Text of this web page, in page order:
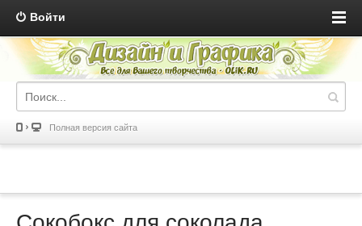
Войти
Полная версия сайта